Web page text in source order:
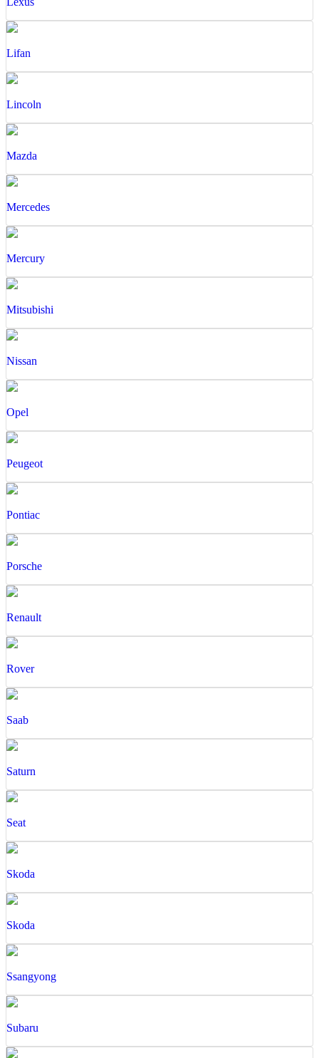
Lifan
Lincoln
Mazda
Mercedes
Mercury
Mitsubishi
Nissan
Opel
Peugeot
Pontiac
Porsche
Renault
Rover
Saab
Saturn
Seat
Skoda
Skoda
Ssangyong
Subaru